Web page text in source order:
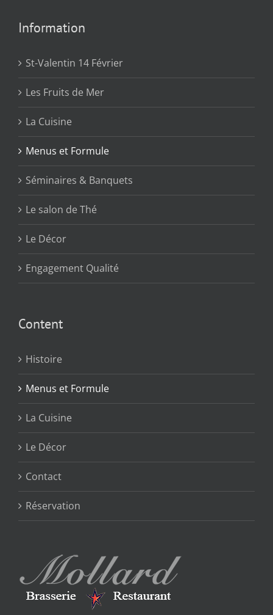
Information
St-Valentin 14 Février
Les Fruits de Mer
La Cuisine
Menus et Formule
Séminaires & Banquets
Le salon de Thé
Le Décor
Engagement Qualité
Content
Histoire
Menus et Formule
La Cuisine
Le Décor
Contact
Réservation